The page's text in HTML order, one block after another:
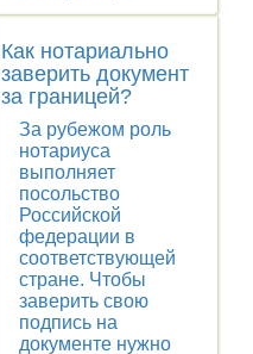
Как нотариально
заверить документ
за границей?
За рубежом роль
нотариуса
выполняет
посольство
Российской
федерации в
соответствующей
стране. Чтобы
заверить свою
подпись на
документе нужно